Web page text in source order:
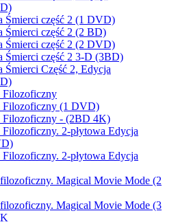
Śmierci część 2 (1 DVD)
Śmierci część 2 (2 BD)
Śmierci część 2 (2 DVD)
Śmierci część 2 3-D (3BD)
Śmierci Część 2, Edycja
Filozoficzny
Filozoficzny (1 DVD)
Filozoficzny - (2BD 4K)
2-płytowa Edycja
2-płytowa Edycja
Magical Movie Mode (2
Magical Movie Mode (3